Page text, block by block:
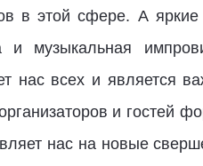
в этой сфере. А
и музыкальная
нас всех и
и гостей
нас на новые